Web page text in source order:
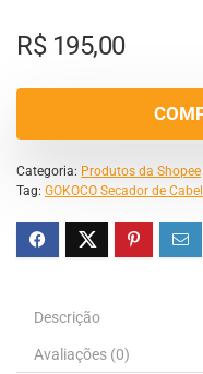
R$195,00
Categoria: Produtos da Shopee
Tag: GOKOCO Secador de
Descrição
Avaliações (0)